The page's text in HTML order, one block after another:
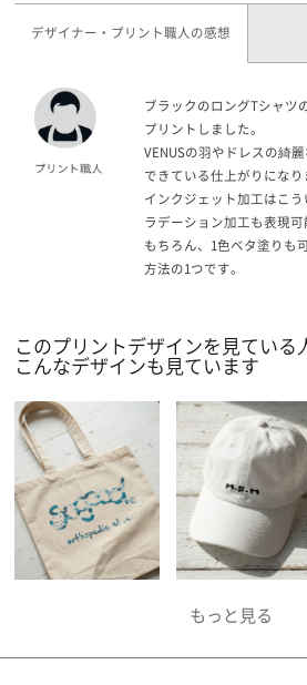
デザイナー・プリント職人の感想
ブラックのロングTシャツ
プリントしました。
VENUSの羽やドレスの綺
できている仕上がりになり
インクジェット加工はこ
ラデーション加工も表現可
もちろん、1色ベタ塗りも
方法の1つです。
このプリントデザインを見ている
こんなデザインも見ています